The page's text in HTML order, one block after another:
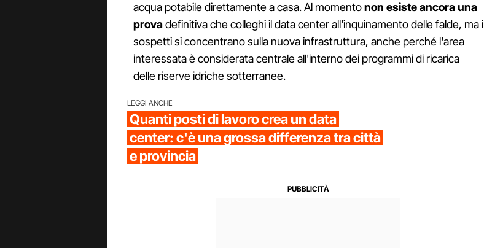
acqua potabile direttamente a casa. Al momentonon esiste ancora una
provadefinitiva che colleghi il data center all'inquinamento delle falde, ma i
sospetti si concentrano sulla nuova infrastruttura, anche perché l'area
interessata è considerata centrale all'interno dei programmi di ricarica
delle riserve idriche sotterranee.
LEGGI ANCHE
Quanti posti di lavoro crea un data
center: c'è una grossa differenza tra città
e provincia